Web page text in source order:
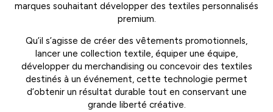
marques souhaitant développer des textiles personnalisés
premium.
Qu’il s’agisse de créer des vêtements promotionnels,
lancer une collection textile, équiper une équipe,
développer du merchandising ou concevoir des textiles
destinés à un événement, cette technologie permet
d’obtenir un résultat durable tout en conservant une
grande liberté créative.